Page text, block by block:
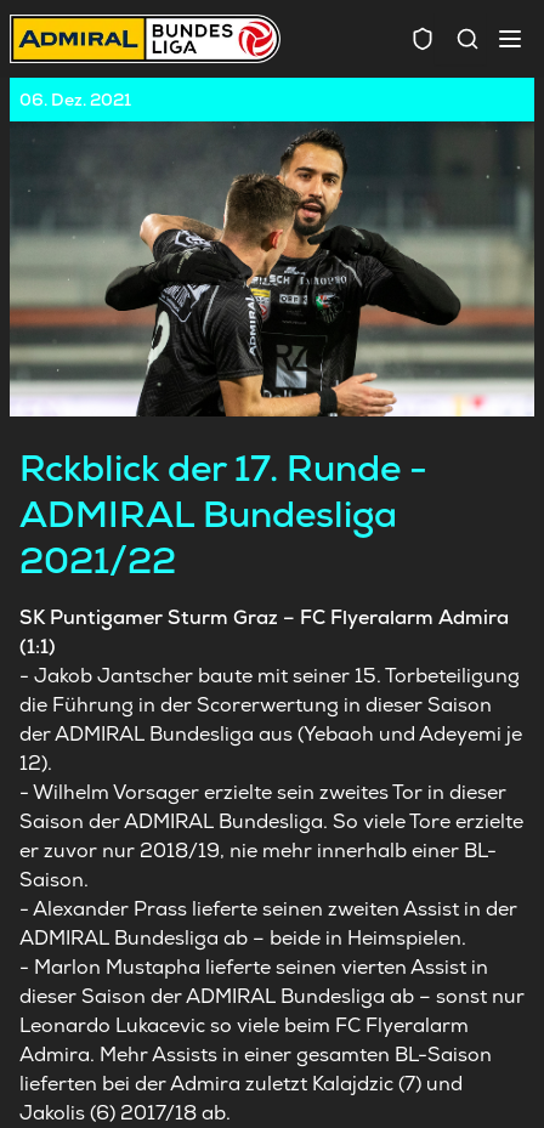
06. Dez. 2021
Rckblick der 17. Runde -
ADMIRAL Bundesliga
2021/22
SK Puntigamer Sturm Graz – FC Flyeralarm Admira
(1:1)
- Jakob Jantscher baute mit seiner 15. Torbeteiligung
die Führung in der Scorerwertung in dieser Saison
der ADMIRAL Bundesliga aus (Yebaoh und Adeyemi je
12).
- Wilhelm Vorsager erzielte sein zweites Tor in dieser
Saison der ADMIRAL Bundesliga. So viele Tore erzielte
er zuvor nur 2018/19, nie mehr innerhalb einer BL-
Saison.
- Alexander Prass lieferte seinen zweiten Assist in der
ADMIRAL Bundesliga ab – beide in Heimspielen.
- Marlon Mustapha lieferte seinen vierten Assist in
dieser Saison der ADMIRAL Bundesliga ab – sonst nur
Leonardo Lukacevic so viele beim FC Flyeralarm
Admira. Mehr Assists in einer gesamten BL-Saison
lieferten bei der Admira zuletzt Kalajdzic (7) und
Jakolis (6) 2017/18 ab.